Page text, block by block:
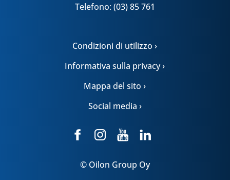
Telefono: (03) 85 761
Condizioni di utilizzo ›
Informativa sulla privacy ›
Mappa del sito ›
Social media ›
© Oilon Group Oy